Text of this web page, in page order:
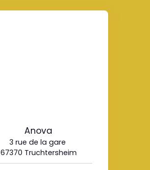
Anova
3 rue de la gare
67370 Truchtersheim